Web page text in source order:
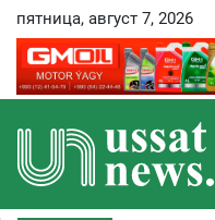
пятница, август 7, 2026